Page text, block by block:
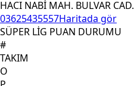
HACI NABİ MAH. BULVAR
03625435557Haritada gör
SÜPER LİG PUAN DURUMU
#
TAKIM
O